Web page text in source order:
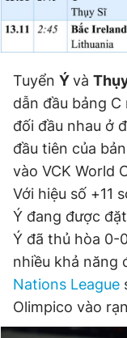
Giấy phép xuất bản
© 2003-2026 Bản
chép dưới mọi hình
Tuyển Ývà
dẫn đầu bảng
đối đầu nhau ở
đầu tiên của
vào VCK World
Với hiệu số +11
Ý đang được
Ý đã thủ hòa 0-
nhiều khả năng
Nations League
Olimpico vào